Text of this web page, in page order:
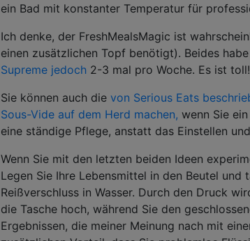
ein Bad mit konstanter Temperatur für
Ich denke, der FreshMealsMagic ist
einen zusätzlichen Topf benötigt). Beides
Supreme jedoch 2-3 mal pro Woche. Es ist toll!
Sie können auch die von Serious Eats
Sous-Vide auf dem Herd machen, wenn Sie
eine ständige Pflege, anstatt das Einstellen
Wenn Sie mit den letzten beiden Ideen
Legen Sie Ihre Lebensmittel in den Beutel und
Reißverschluss in Wasser. Durch den Druck
die Tasche hoch, während Sie den
Ergebnissen, die meiner Meinung nach mit